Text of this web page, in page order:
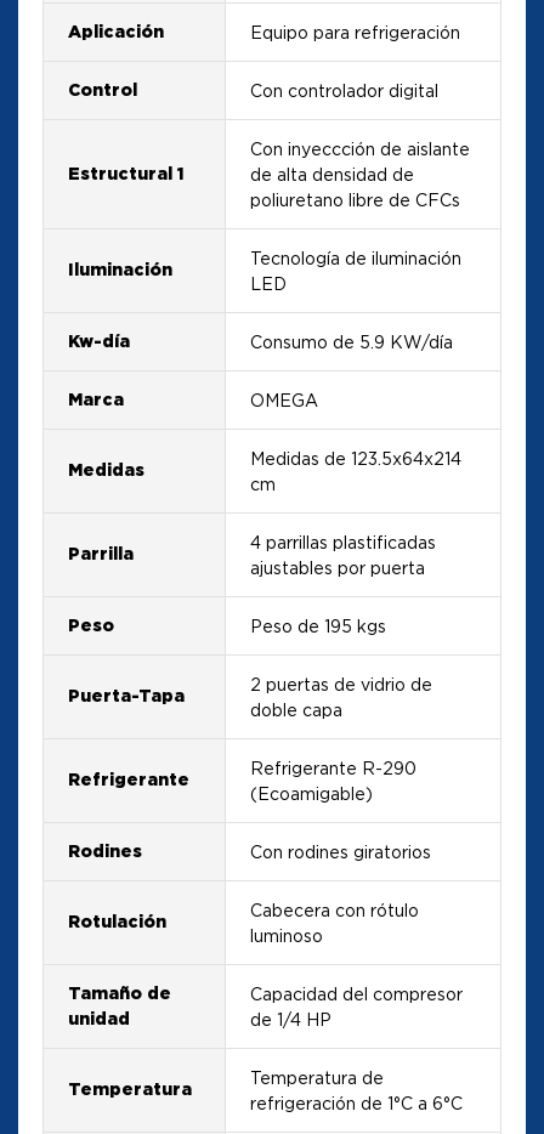
Aplicación Equipo para refrigeración
Control Con controlador digital
Estructural 1
Con inyeccción de aislante
de alta densidad de
poliuretano libre de CFCs
Iluminación
Tecnología de iluminación
LED
Kw-día Consumo de 5.9 KW/día
Marca OMEGA
Medidas
Medidas de 123.5x64x214
cm
Parrilla
4 parrillas plastificadas
ajustables por puerta
Peso Peso de 195 kgs
Puerta-Tapa
2 puertas de vidrio de
doble capa
Refrigerante
Refrigerante R-290
(Ecoamigable)
Rodines Con rodines giratorios
Rotulación
Cabecera con rótulo
luminoso
Tamaño de
unidad
Capacidad del compresor
de 1/4 HP
Temperatura
Temperatura de
refrigeración de 1°C a 6°C